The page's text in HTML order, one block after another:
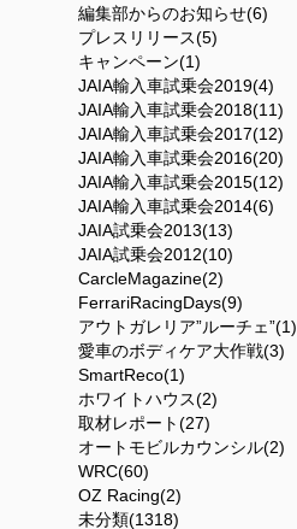
編集部からのお知らせ(6)
プレスリリース(5)
キャンペーン(1)
JAIA輸入車試乗会2019(4)
JAIA輸入車試乗会2018(11)
JAIA輸入車試乗会2017(12)
JAIA輸入車試乗会2016(20)
JAIA輸入車試乗会2015(12)
JAIA輸入車試乗会2014(6)
JAIA試乗会2013(13)
JAIA試乗会2012(10)
CarcleMagazine(2)
FerrariRacingDays(9)
アウトガレリア”ルーチェ”(1)
愛車のボディケア大作戦(3)
SmartReco(1)
ホワイトハウス(2)
取材レポート(27)
オートモビルカウンシル(2)
WRC(60)
OZ Racing(2)
未分類(1318)